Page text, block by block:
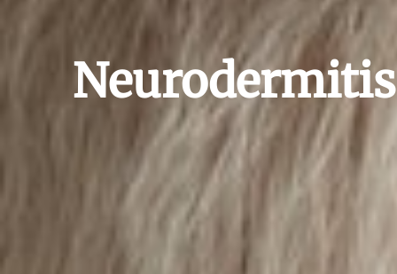
Neurodermitis